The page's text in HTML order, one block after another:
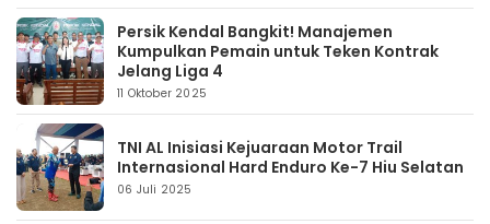
Persik Kendal Bangkit! Manajemen
Kumpulkan Pemain untuk Teken Kontrak
Jelang Liga 4
11 Oktober 2025
TNI AL Inisiasi Kejuaraan Motor Trail
Internasional Hard Enduro Ke-7 Hiu Selatan
06 Juli 2025